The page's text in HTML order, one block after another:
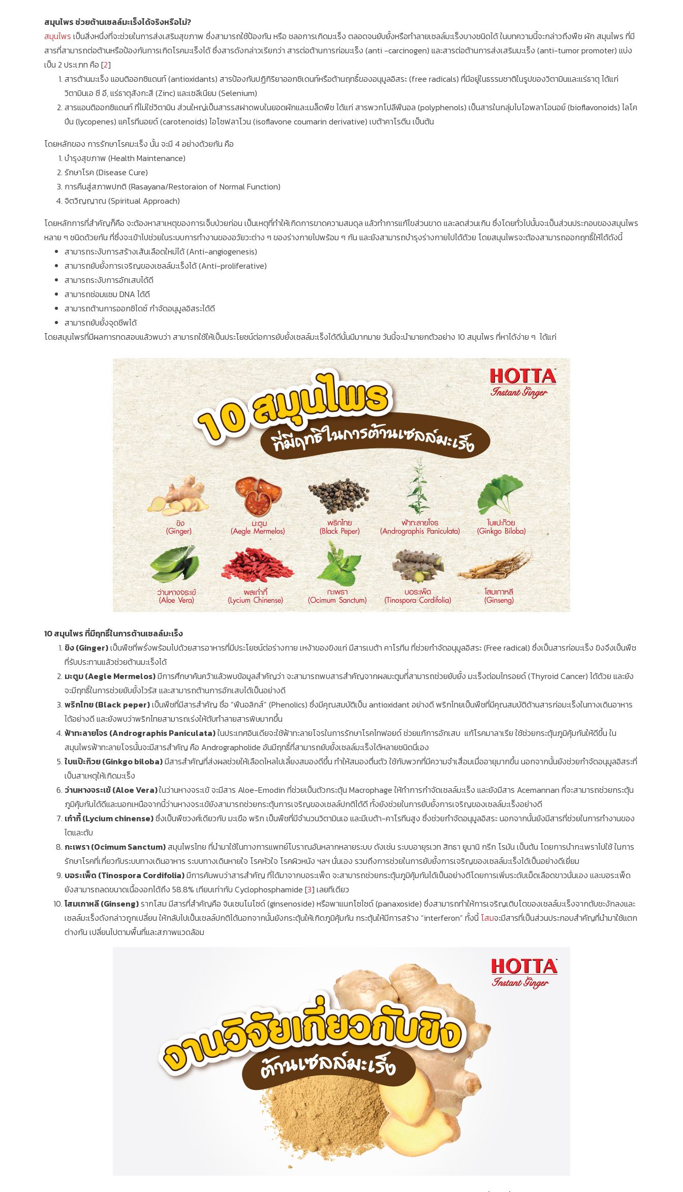
สมุนไพร ช่วยต้านเซลล์มะเร็งได้จริงหรือไม่?
สมุนไพร เป็นสิ่งหนึ่งที่จะช่วยในการส่งเสริมสุขภาพ ซึ่งสามารถใช้ป้องกัน หรือ ชลอการเกิดมะเร็ง ตลอดจนยับยั้งหรือทำลายเซลล์มะเร็งบางชนิดได้ ในบทความนี้จะกล่าวถึงพืช ผัก สมุนไพร ที่มี
สารที่สามารถต่อต้านหรือป้องกันการเกิดโรคมะเร็งได้ ซึ่งสารดังกล่าวเรียกว่า สารต่อต้านการก่อมะเร็ง (anti -carcinogen) และสารต่อต้านการส่งเสริมมะเร็ง (anti-tumor promoter) แบ่ง
เป็น 2 ประเภท คือ [2]
สารต้านมะเร็ง แอนติออกซิแดนท์ (antioxidants) สารป้องกันปฏิกิริยาออกซิเดนท์หรือต้านฤทธิ์ของอนุมูลอิสระ (free radicals) ที่มีอยู่ในธรรมชาติในรูปของวิตามินและแร่ธาตุ ได้แก่
วิตามินเอ ซี อี, แร่ธาตุสังกะสี (Zinc) และเซลีเนียม (Selenium)
สารแอนติออกซิแดนท์ ที่ไม่ใช่วิตามิน ส่วนใหญ่เป็นสารรสฝาดพบในยอดผักและเมล็ดพืช ได้แก่ สารพวกโปลีฟีนอล (polyphenols) เป็นสารในกลุ่มไบโอพลาโอนอย์ (bioflavonoids) ไลโค
ปีน (lycopenes) แคโรทีนอยด์ (carotenoids) ไอโซฟลาโวน (isoflavone coumarin derivative) เบต้าคาโรตีน เป็นต้น
โดยหลักของ การรักษาโรคมะเร็ง นั้น จะมี 4 อย่างด้วยกัน คือ
บำรุงสุขภาพ (Health Maintenance)
รักษาโรค (Disease Cure)
การคืนสู่สภาพปกติ (Rasayana/Restoraion of Normal Function)
จิตวิญญาณ (Spiritual Approach)
โดยหลักการที่สำคัญก็คือ จะต้องหาสาเหตุของการเจ็บป่วยก่อน เป็นเหตุที่ทำให้เกิดการขาดความสมดุล แล้วทำการแก้ไขส่วนขาด และลดส่วนเกิน ซึ่งโดยทั่วไปนั้นจะเป็นส่วนประกอบของสมุนไพร
หลาย ๆ ชนิดด้วยกัน ที่ซึ่งจะเข้าไปช่วยในระบบการทำงานของอวัยวะต่าง ๆ ของร่างกายไปพร้อม ๆ กัน และยังสามารถบำรุงร่างกายไปได้ด้วย โดยสมุนไพรจะต้องสามารถออกฤทธิ์ให้ได้ดังนี้
สามารถระงับการสร้างเส้นเลือดใหม่ได้ (Anti-angiogenesis)
สามารถยับยั้งการเจริญของเซลล์มะเร็งได้ (Anti-proliferative)
สามารถระงับการอักเสบได้ดี
สามารถซ่อมแซม DNA ได้ดี
สามารถต้านการออกซิไดซ์ กำจัดอนุมูลอิสระได้ดี
สามารถยับยั้งจุดชีพได้
โดยสมุนไพรที่มีผลการทดสอบแล้วพบว่า สามารถใช้ให้เป็นประโยชน์ต่อการยับยั้งเซลล์มะเร็งได้ดีนั้นมีมากมาย วันนี้จะนำมายกตัวอย่าง 10 สมุนไพร ที่หาได้ง่าย ๆ ได้แก่
10 สมุนไพร ที่มีฤทธิ์ในการต้านเซลล์มะเร็ง
ขิง (Ginger)เป็นพืชที่พรั่งพร้อมไปด้วยสารอาหารที่มีประโยชน์ต่อร่างกาย เหง้าของขิงแก่ มีสารเบต้า คาโรทีน ที่ช่วยกำจัดอนุมูลอิสระ (Free radical) ซึ่งเป็นสารก่อมะเร็ง ขิงจึงเป็นพืช
ที่รับประทานแล้วช่วยต้านมะเร็งได้
มะตูม (Aegle Mermelos)มีการศึกษาค้นคว้าแล้วพบข้อมูลสำคัญว่า จะสามารถพบสารสำคัญจากผลมะตูมที่่สามารถช่วยยับยั้ง มะเร็งต่อมไทรอยด์ (Thyroid Cancer) ได้ด้วย และยัง
จะมีฤทธิ์ในการช่วยยับยั้งไวรัส และสามารถต้านการอักเสบได้เป็นอย่างดี
พริกไทย (Black peper)เป็นพืชที่มีสารสำคัญ ชื่อ “ฟีนอลิกส์” (Phenolics) ซึ่งมีคุณสมบัติเป็น antioxidant อย่างดี พริกไทยเป็นพืชที่มีคุณสมบัติด้านสารก่อมะเร็งในทางเดินอาหาร
ได้อย่างดี และยังพบว่าพริกไทยสามารถเร่งให้ตับทำลายสารพิษมากขึ้น
ฟ้าทะลายโจร (Andrographis Paniculata)ในประเทศอินเดียจะใช้ฟ้าทะลายโจรในการรักษาโรคไทฟอยด์ ช่วยแก้การอักเสบ แก้โรคมาลาเรีย ใช้ช่วยกระตุ้นภูมิคุ้มกันให้ดีขึ้น ใน
สมุนไพรฟ้าทะลายโจรนั้นจะมีสารสำคัญ คือ Andrographolide อันมีฤทธิ์ที่สามารถยับยั้งเซลล์มะเร็งได้หลายชนิดนี่เอง
ใบแป๊ะก๊วย (Ginkgo biloba)มีสารสำคัญที่ส่งผลช่วยให้เลือดไหลไปเลี้ยงสมองดีขึ้น ทำให้สมองตื่นตัว ใช้กับพวกที่มีความจำเสื่อมเมื่ออายุมากขึ้น นอกจากนั้นยังช่วยกำจัดอนุมูลอิสระที่
เป็นสาเหตุให้เกิดมะเร็ง
ว่านหางจระเข้ (Aloe Vera)ในว่านหางจระเข้ จะมีสาร Aloe-Emodin ที่ช่วยเป็นตัวกระตุ้น Macrophage ให้ทำการกำจัดเซลล์มะเร็ง และยังมีสาร Acemannan ที่จะสามารถช่วยกระตุ้น
ภูมิคุ้มกันได้ดีและนอกเหนือจากนี้ว่านหางจระเข้ยังสามารถช่วยกระตุ้นการเจริญของเซลล์ปกติได้ดี ทั้งยังช่วยในการยับยั้งการเจริญของเซลล์มะเร็งอย่างดี
เก๋ากี้ (Lycium chinense)ซึ่งเป็นพืชวงศ์เดียวกับ มะเขือ พริก เป็นพืชที่มีจำนวนวิตามินเอ และมีเบต้า-คาโรทีนสูง ซึ่งช่วยกำจัดอนุมูลอิสระ นอกจากนั้นยังมีสารที่ช่วยในการทำงานของ
ไตและตับ
กะเพรา (Ocimum Sanctum)สมุนไพรไทย ที่นำมาใช้ในทางการแพทย์โบราณอันหลากหลายระบบ ดังเช่น ระบบอายุรเวท สิทธา ยูนานิ กรีก โรมัน เป็นต้น โดยการนำกะเพราไปใช้ ในการ
รักษาโรคที่เกี่ยวกับระบบทางเดินอาหาร ระบบทางเดินหายใจ โรคหัวใจ โรคผิวหนัง ฯลฯ นั่นเอง รวมถึงการช่วยในการยับยั้งการเจริญของเซลล์มะเร็งได้เป็นอย่างดีเยี่ยม
บอระเพ็ด (Tinospora Cordifolia)มีการค้นพบว่าสารสำคัญ ที่ได้มาจากบอระเพ็ด จะสามารถช่วยกระตุ้นภูมิคุ้มกันได้เป็นอย่างดีโดยการเพิ่มระดับเม็ดเลือดขาวนั่นเอง และบอระเพ็ด
ยังสามารถลดขนาดเนื้องอกได้ถึง 58.8% เทียบเท่ากับ Cyclophosphamide [3] เลยทีเดียว
โสมเกาหลี (Ginseng)รากโสม มีสารที่สำคัญคือ จินเซนโนโซด์ (ginsenoside) หรือพาแนกโซไซด์ (panaxoside) ซึ่งสามารถทำให้การเจริญเติบโตของเซลล์มะเร็งจากตับชะงักลงและ
เซลล์มะเร็งดังกล่าวถูกเปลี่ยน ให้กลับไปเป็นเซลล์ปกติได้นอกจากนั้นยังกระตุ้นให้เกิดภูมิคุ้มกัน กระตุ้นให้มีการสร้าง “interferon” ทั้งนี้โสมจะมีสารที่เป็นส่วนประกอบสำคัญที่นำมาใช้แตก
ต่างกัน เปลี่ยนไปตามพื้นที่และสภาพแวดล้อม